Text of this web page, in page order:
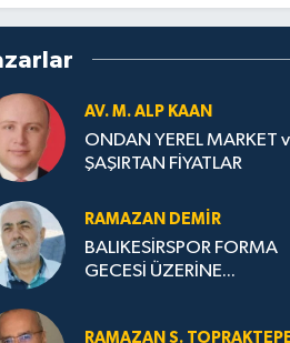
AV. M. ALP KAAN
ONDAN YEREL MARKET
ŞAŞIRTAN FİYATLAR
RAMAZAN DEMİR
BALIKESİRSPOR FORMA
GECESİ ÜZERİNE...
RAMAZAN S.